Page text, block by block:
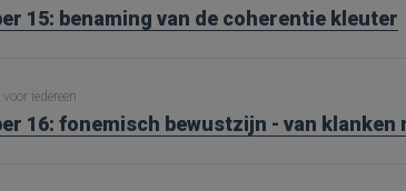
15: benaming van de coherentie kleuter
iedereen
16: fonemisch bewustzijn - van klanken